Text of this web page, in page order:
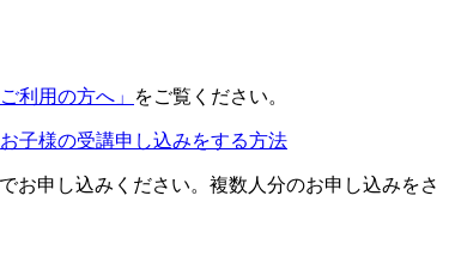
利用の方へ」 をご覧ください。
お子様の受講申し込みをする方法
お申し込みください。複数人分のお申し込みをさ